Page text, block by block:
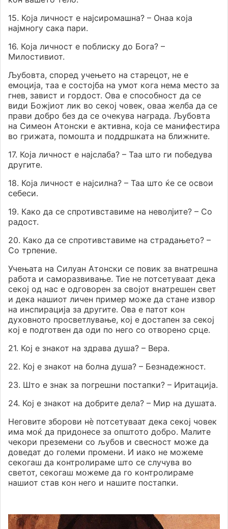
15. Која личност е најсиромашна? – Онаа која
најмногу сака пари.
16. Која личност е поблиску до Бога? –
Милостивиот.
Љубовта, според учењето на старецот, не е
емоција, таа е состојба на умот кога нема место за
гнев, завист и гордост. Ова е способност да се
види Божјиот лик во секој човек, оваа желба да се
прави добро без да се очекува награда. Љубовта
на Симеон Атонски е активна, која се манифестира
во грижата, помошта и поддршката на ближните.
17. Која личност е најслаба? – Таа што ги победува
другите.
18. Која личност е најсилна? – Таа што ќе се освои
себеси.
19. Како да се спротивставиме на неволјите? – Со
радост.
20. Како да се спротивставиме на страдањето? –
Со трпение.
Учењата на Силуан Атонски се повик за внатрешна
работа и саморазвивање. Тие не потсетуваат дека
секој од нас е одговорен за својот внатрешен свет
и дека нашиот личен пример може да стане извор
на инспирација за другите. Ова е патот кон
духовното просветлување, кој е достапен за секој
кој е подготвен да оди по него со отворено срце.
21. Кој е знакот на здрава душа? – Вера.
22. Кој е знакот на болна душа? – Безнадежност.
23. Што е знак за погрешни постапки? – Иритација.
24. Кој е знакот на добрите дела? – Мир на душата.
Неговите зборови нè потсетуваат дека секој човек
има моќ да придонесе за општото добро. Малите
чекори преземени со љубов и свесност може да
доведат до големи промени. И иако не можеме
секогаш да контролираме што се случува во
светот, секогаш можеме да го контролираме
нашиот став кон него и нашите постапки.